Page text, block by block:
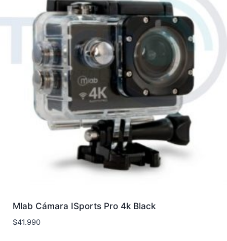
Mlab Cámara ISports Pro 4k Black
$41.990